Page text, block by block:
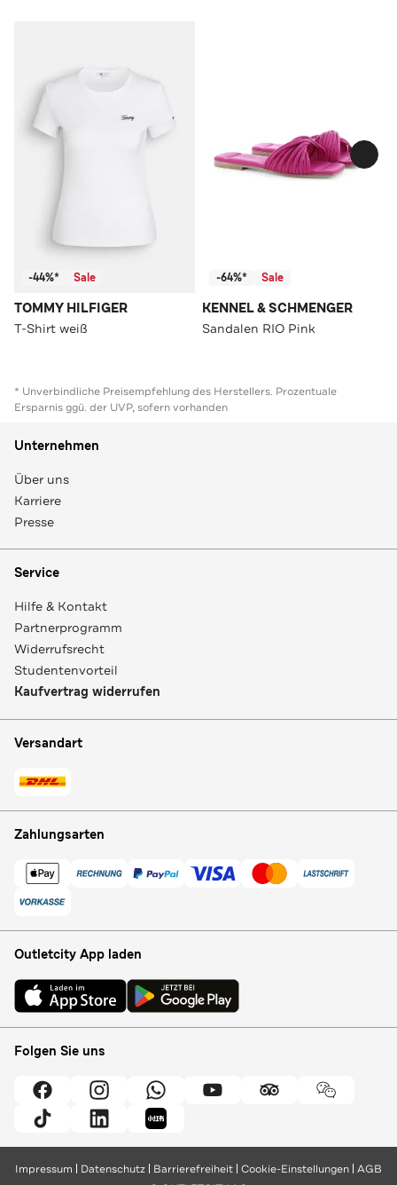
-44%* Sale
TOMMY HILFIGER
T-Shirt weiß
-64%* Sale
KENNEL & SCHMENGER
Sandalen RIO Pink
* Unverbindliche Preisempfehlung des Herstellers. Prozentuale
Ersparnis ggü. der UVP, sofern vorhanden
Unternehmen
Über uns
Karriere
Presse
Service
Hilfe & Kontakt
Partnerprogramm
Widerrufsrecht
Studentenvorteil
Kaufvertrag widerrufen
Versandart
Zahlungsarten
Outletcity App laden
Folgen Sie uns
Impressum Datenschutz Barrierefreiheit Cookie-Einstellungen AGB